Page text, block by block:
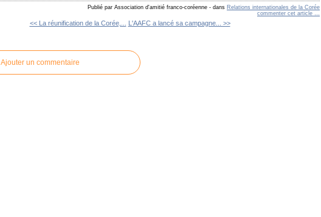
Publié par Association d'amitié franco-coréenne - dans Relations internationales de la Corée
commenter cet article …
<< La réunification de la Corée,... L'AAFC a lancé sa campagne... >>
Ajouter un commentaire